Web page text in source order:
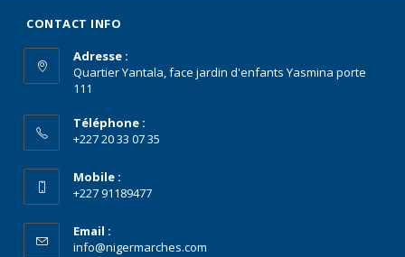
CONTACT INFO
Adresse :
Quartier Yantala, face jardin d'enfants Yasmina porte
111
Téléphone :
+227 20 33 07 35
Mobile :
+227 91189477
Email :
info@nigermarches.com